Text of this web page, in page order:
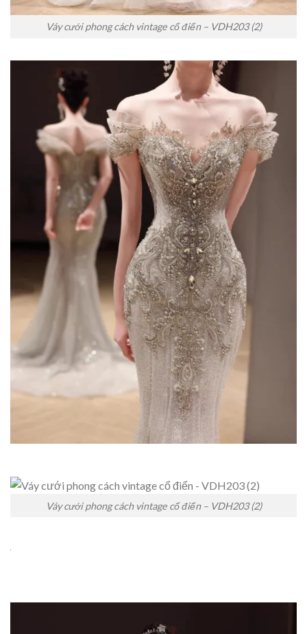
Váy cưới phong cách vintage cổ điển – VDH203 (2)
Váy cưới phong cách vintage cổ điển – VDH203 (2)